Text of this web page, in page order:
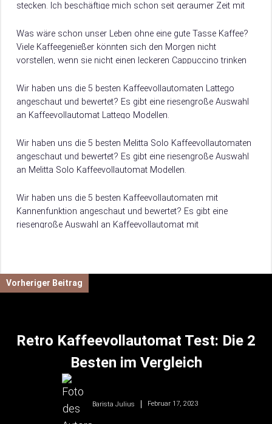
stecken. Ich beschäftige mich schon seit geraumer Zeit mit
Was wäre schon unser Leben ohne eine gute Tasse Kaffee?
Viele Kaffeegenießer könnten sich den Morgen nicht
vorstellen, wenn sie nicht einen leckeren Cappuccino trinken
Wir haben uns die 5 besten Kaffeevollautomaten Lattego
angeschaut und bewertet? Es gibt eine riesengroße Auswahl
an Kaffeevollautomat Lattego Modellen.
wir dir hier, worauf es beim Kauf von Kaffeevollautomat
Lattego ankommt.
Wir haben uns die 5 besten Melitta Solo Kaffeevollautomaten
angeschaut und bewertet? Es gibt eine riesengroße Auswahl
an Melitta Solo Kaffeevollautomat Modellen.
wir dir hier, worauf es beim Kauf von Melitta Solo
Kaffeevollautomat ankommt.
Wir haben uns die 5 besten Kaffeevollautomaten mit
Kannenfunktion angeschaut und bewertet? Es gibt eine
riesengroße Auswahl an Kaffeevollautomat mit
Kannenfunktion ankommt.
Vorheriger Beitrag
Retro Kaffeevollautomat Test: Die 2
Besten im Vergleich
Barista Julius Februar 17, 2023